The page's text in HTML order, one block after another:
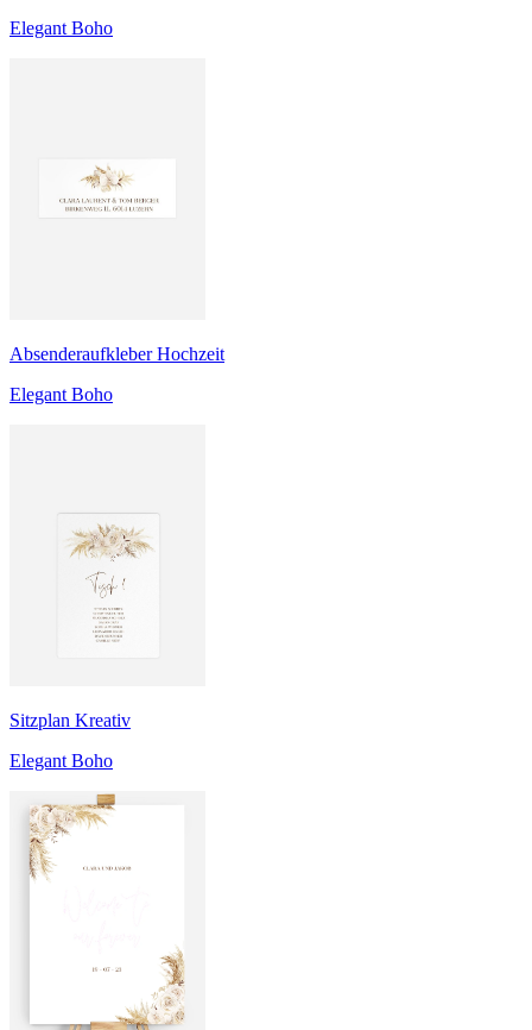
Elegant Boho
Absenderaufkleber Hochzeit
Elegant Boho
Sitzplan Kreativ
Elegant Boho